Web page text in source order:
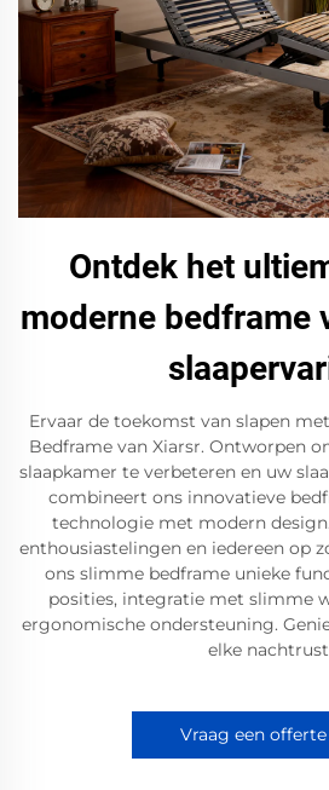
Ontdek het
moderne bedframe
Ervaar de toekomst van slapen
Bedframe van Xiarsr. Ontworpen
slaapkamer te verbeteren en uw
combineert ons innovatieve
technologie met modern
enthousiastelingen en iedereen op
ons slimme bedframe unieke
posities, integratie met slimme
ergonomische ondersteuning.
elke
Vraag een